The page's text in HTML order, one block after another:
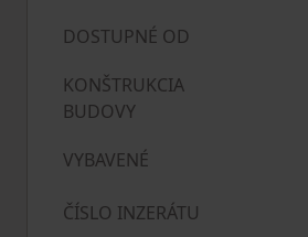
DOSTUPNÉ OD
KONŠTRUKCIA
BUDOVY
VYBAVENÉ
ČÍSLO INZERÁTU